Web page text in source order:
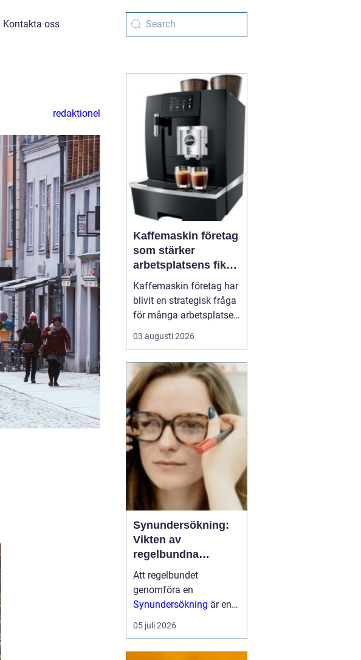
Kontakta oss
redaktionel
Kaffemaskin företag
som stärker
arbetsplatsens fika
och kultur
Kaffemaskin företag har
blivit en strategisk fråga
för många arbetsplatser,
inte bara en praktisk
detalj i fikarummet.
kaffet som en del av sin
kultur, sin
attraktionskraft som
arbetsgivare och sin
vardagliga effektivitet.
En ...
03 augusti 2026
Synundersökning:
Vikten av
regelbundna
undersökningar för
god ögonhälsa
Att regelbundet
genomföra en
Synundersökning är en
viktig del av att bevara
en god ögonhälsa.
05 juli 2026